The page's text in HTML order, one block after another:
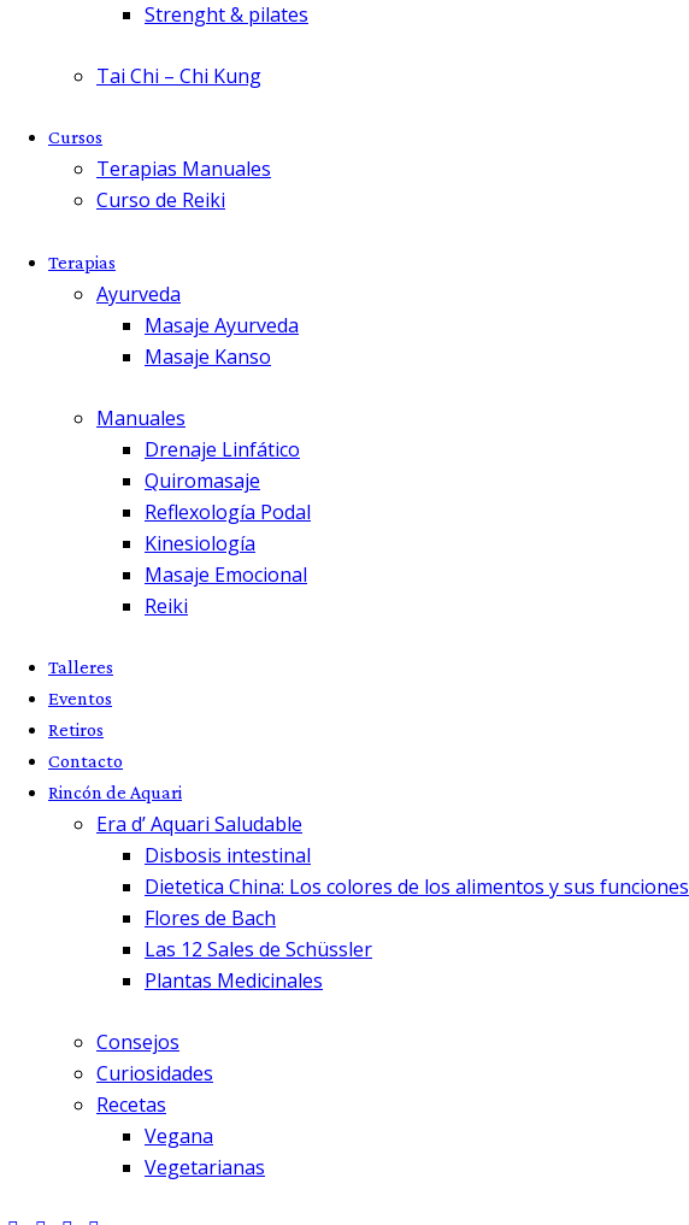
Strenght & pilates
Tai Chi – Chi Kung
Cursos
Terapias Manuales
Curso de Reiki
Terapias
Ayurveda
Masaje Ayurveda
Masaje Kanso
Manuales
Drenaje Linfático
Quiromasaje
Reflexología Podal
Kinesiología
Masaje Emocional
Reiki
Talleres
Eventos
Retiros
Contacto
Rincón de Aquari
Era d’ Aquari Saludable
Disbosis intestinal
Dietetica China: Los colores de los alimentos y sus funciones
Flores de Bach
Las 12 Sales de Schüssler
Plantas Medicinales
Consejos
Curiosidades
Recetas
Vegana
Vegetarianas